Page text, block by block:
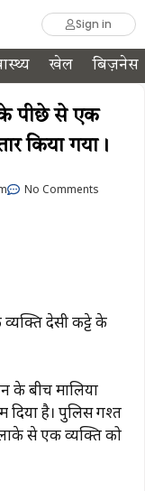
Sign in
खेल बिज़नेस
के पीछे से एक
किया गया।
No Comments
देसी कट्टे के
के बीच मालिया
है। पुलिस गश्त
से एक व्यक्ति को